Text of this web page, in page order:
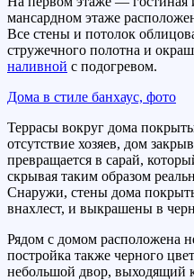
мансардном этаже
Все стены и потолок
стружечного полотна и
наливной с подогревом.
Дома в стиле банхаус, фото
Террасы вокруг дома
отсутствие хозяев, дом
превращается в сарай,
скрывая таким образом
Снаружи, стены дома
внахлест, и выкрашены в
Рядом с домом расположена
постройка также черного
небольшой двор, выходящий